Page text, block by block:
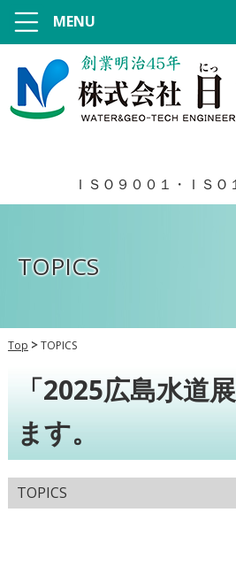
ＩＳＯ９００１・ＩＳ
MENU
TOPICS
Top TOPICS
「2025広島水道
ます。
TOPICS